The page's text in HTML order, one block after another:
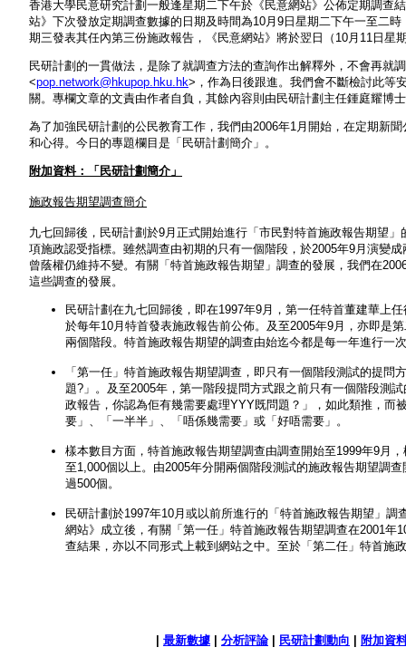
香港大學民意研究計劃一般逢星期二下午於《民意網站》公佈定期調查
站》下次發放定期調查數據的日期及時間為10月9日星期二下午一至二
期三發表其任內第三份施政報告，《民意網站》將於翌日（10月11日
民研計劃的一貫做法，是除了就調查方法的查詢作出解釋外，不會再
<pop.network@hkupop.hku.hk>，作為日後跟進。我們會不斷檢討此等
關。專欄文章的文責由作者自負，其餘內容則由民研計劃主任鍾庭耀博
為了加強民研計劃的公民教育工作，我們由2006年1月開始，在定期新
和心得。今日的專題欄目是「民研計劃簡介」。
附加資料：「民研計劃簡介」
施政報告期望調查簡介
九七回歸後，民研計劃於9月正式開始進行「市民對特首施政報告期望
項施政認受指標。雖然調查由初期的只有一個階段，於2005年9月演變
曾蔭權仍維持不變。有關「特首施政報告期望」調查的發展，我們在
這些調查的發展。
民研計劃在九七回歸後，即在1997年9月，第一任特首董建華上
於每年10月特首發表施政報告前公佈。及至2005年9月，亦即是
兩個階段。特首施政報告期望的調查由始迄今都是每一年進行一
「第一任」特首施政報告期望調查，即只有一個階段測試的提
題?」。及至2005年，第一階段提問方式跟之前只有一個階段測
政報告，你認為佢有幾需要處理YYY既問題？」，如此類推，而
要」、「一半半」、「唔係幾需要」或「好唔需要」。
樣本數目方面，特首施政報告期望調查由調查開始至1999年9月
至1,000個以上。由2005年分開兩個階段測試的施政報告期望調
過500個。
民研計劃於1997年10月或以前所進行的「特首施政報告期望」
網站》成立後，有關「第一任」特首施政報告期望調查在2001
查結果，亦以不同形式上載到網站之中。至於「第二任」特首施
最新數據 分析評論| 民研計劃動向 附加資